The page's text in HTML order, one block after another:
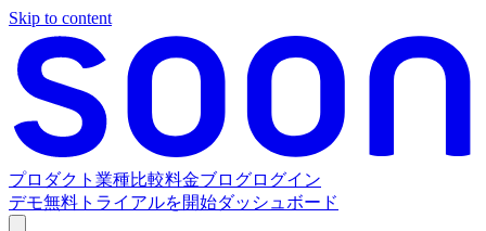
Skip to content
プロダクト 業種比較料金ブログログイン
デモ無料トライアルを開始ダッシュボード